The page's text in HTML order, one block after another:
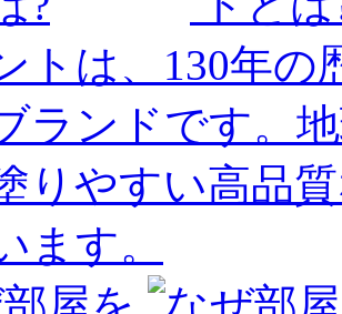
トは、130年の
ランドです。
りやすい高品
ます。